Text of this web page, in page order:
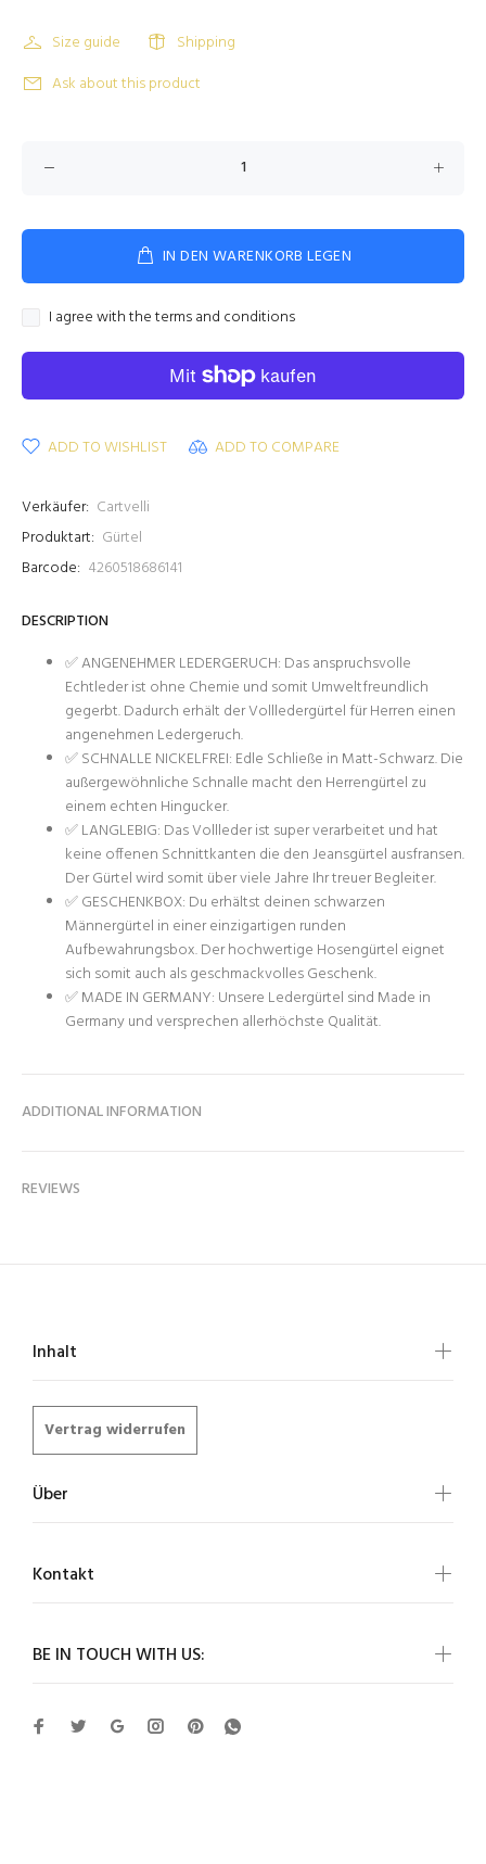
Size guide
Shipping
Ask about this product
IN DEN WARENKORB LEGEN
I agree with the terms and conditions
ADD TO WISHLIST ADD TO COMPARE
Verkäufer: Cartvelli
Produktart: Gürtel
Barcode: 4260518686141
DESCRIPTION
✅ ANGENEHMER LEDERGERUCH: Das anspruchsvolle
Echtleder ist ohne Chemie und somit Umweltfreundlich
gegerbt. Dadurch erhält der Vollledergürtel für Herren einen
angenehmen Ledergeruch.
✅ SCHNALLE NICKELFREI: Edle Schließe in Matt-Schwarz. Die
außergewöhnliche Schnalle macht den Herrengürtel zu
einem echten Hingucker.
✅ LANGLEBIG: Das Vollleder ist super verarbeitet und hat
keine offenen Schnittkanten die den Jeansgürtel ausfransen.
Der Gürtel wird somit über viele Jahre Ihr treuer Begleiter.
✅ GESCHENKBOX: Du erhältst deinen schwarzen
Männergürtel in einer einzigartigen runden
Aufbewahrungsbox. Der hochwertige Hosengürtel eignet
sich somit auch als geschmackvolles Geschenk.
✅ MADE IN GERMANY: Unsere Ledergürtel sind Made in
Germany und versprechen allerhöchste Qualität.
ADDITIONAL INFORMATION
REVIEWS
BE IN TOUCH WITH US:
Inhalt
Vertrag widerrufen
Über
Kontakt